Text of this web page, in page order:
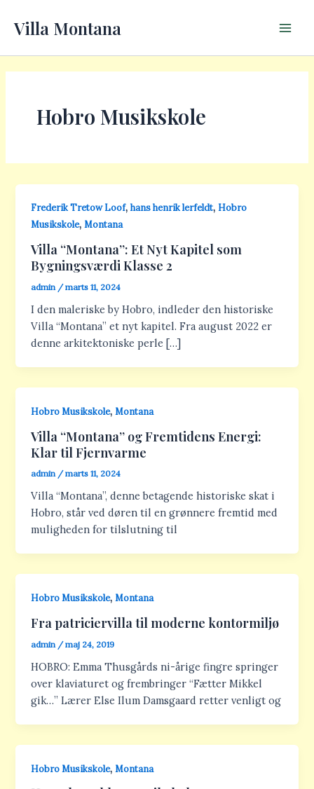
Villa Montana
Hobro Musikskole
Frederik Tretow Loof,hans henrik lerfeldt,Hobro
Musikskole,Montana
Villa “Montana”: Et Nyt Kapitel som
Bygningsværdi Klasse 2
admin /marts 11, 2024
I den maleriske by Hobro, indleder den historiske
Villa “Montana” et nyt kapitel. Fra august 2022 er
denne arkitektoniske perle […]
Hobro Musikskole,Montana
Villa “Montana” og Fremtidens Energi:
Klar til Fjernvarme
admin /marts 11, 2024
Villa “Montana”, denne betagende historiske skat i
Hobro, står ved døren til en grønnere fremtid med
muligheden for tilslutning til
Hobro Musikskole,Montana
Fra patriciervilla til moderne kontormiljø
admin /maj 24, 2019
HOBRO: Emma Thusgårds ni-årige fingre springer
over klaviaturet og frembringer “Fætter Mikkel
gik…” Lærer Else Ilum Damsgaard retter venligt og
Hobro Musikskole, Montana